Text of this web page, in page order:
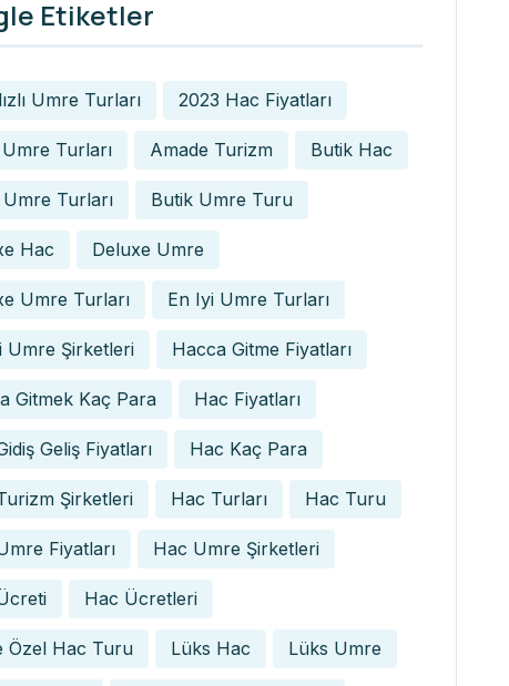
Etiketler
Umre Turları 2023 Hac Fiyatları
Turları Amade Turizm Butik Hac
Turları Butik Umre Turu
Hac Deluxe Umre
Umre Turları En Iyi Umre Turları
Umre Şirketleri Hacca Gitme Fiyatları
Gitmek Kaç Para Hac Fiyatları
Geliş Fiyatları Hac Kaç Para
Şirketleri Hac Turları Hac Turu
Fiyatları Hac Umre Şirketleri
Hac Ücretleri
Özel Hac Turu Lüks Hac Lüks Umre